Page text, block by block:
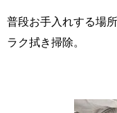
普段お手入れする場
ラク拭き掃除。